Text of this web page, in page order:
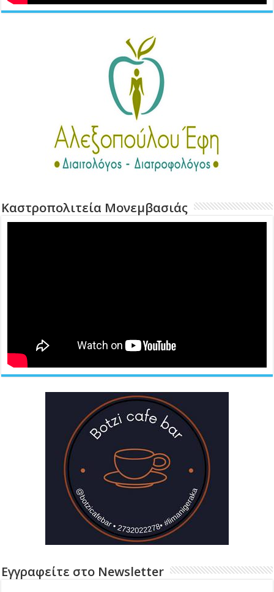
Καστροπολιτεία Μονεμβασιάς
Εγγραφείτε στο Newsletter